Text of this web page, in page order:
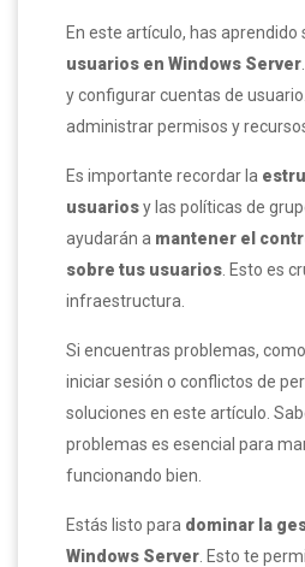
En este artículo, has aprendido
usuarios en Windows Server
y configurar cuentas de
administrar permisos y
Es importante recordar la
usuariosy las políticas de
ayudarán a mantener el
sobre tus usuarios . Esto es
infraestructura.
Si encuentras problemas,
iniciar sesión o conflictos de
soluciones en este artículo.
problemas es esencial para
funcionando bien.
Estás listo para dominar la
Windows Server . Esto te